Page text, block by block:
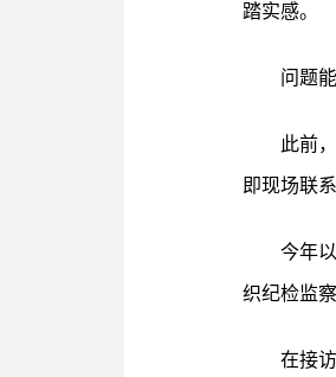
踏实感。
问题
此前
即现场联
今年
织纪检监
在接